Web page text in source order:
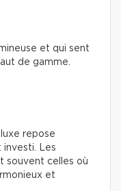
et qui sent
de gamme.
repose
investi. Les
souvent celles où
et